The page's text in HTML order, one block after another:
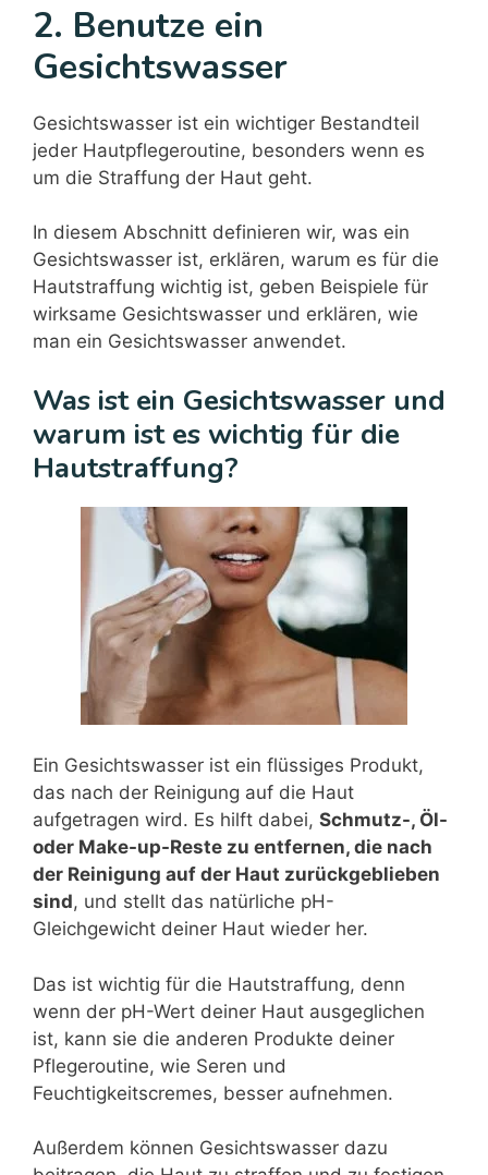
2. Benutze ein
Gesichtswasser
Gesichtswasser ist ein wichtiger Bestandteil
jeder Hautpflegeroutine, besonders wenn es
um die Straffung der Haut geht.
In diesem Abschnitt definieren wir, was ein
Gesichtswasser ist, erklären, warum es für die
Hautstraffung wichtig ist, geben Beispiele für
wirksame Gesichtswasser und erklären, wie
man ein Gesichtswasser anwendet.
Was ist ein Gesichtswasser und
warum ist es wichtig für die
Hautstraffung?
Ein Gesichtswasser ist ein flüssiges Produkt,
das nach der Reinigung auf die Haut
aufgetragen wird. Es hilft dabei, Schmutz-, Öl-
oder Make-up-Reste zu entfernen, die nach
der Reinigung auf der Haut zurückgeblieben
sind, und stellt das natürliche pH-
Gleichgewicht deiner Haut wieder her.
Das ist wichtig für die Hautstraffung, denn
wenn der pH-Wert deiner Haut ausgeglichen
ist, kann sie die anderen Produkte deiner
Pflegeroutine, wie Seren und
Feuchtigkeitscremes, besser aufnehmen.
Außerdem können Gesichtswasser dazu